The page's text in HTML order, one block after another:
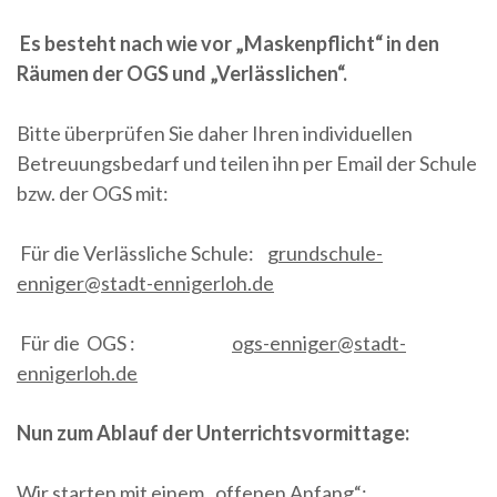
Es besteht nach wie vor „Maskenpflicht“ in den
Räumen der OGS und „Verlässlichen“.
Bitte überprüfen Sie daher Ihren individuellen
Betreuungsbedarf und teilen ihn per Email der Schule
bzw. der OGS mit:
Für die Verlässliche Schule: grundschule-
enniger@stadt-ennigerloh.de
Für die OGS : ogs-enniger@stadt-
ennigerloh.de
Nun zum Ablauf der Unterrichtsvormittage: